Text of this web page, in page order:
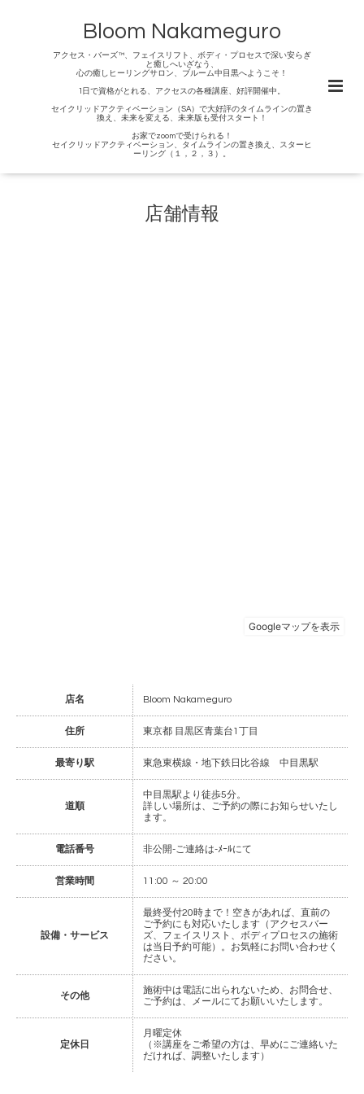
Bloom Nakameguro
アクセス・バーズ™、フェイスリフト、ボディ・プロセスで深い安らぎ
と癒しへいざなう、
心の癒しヒーリングサロン、ブルーム中目黒へようこそ！
1日で資格がとれる、アクセスの各種講座、好評開催中。
セイクリッドアクティベーション（SA）で大好評のタイムラインの置き
換え、未来を変える、未来版も受付スタート！
お家でzoomで受けられる！
セイクリッドアクティベーション、タイムラインの置き換え、スターヒ
ーリング（１，２，３）。
店舗情報
店名 Bloom Nakameguro
住所 東京都 目黒区青葉台1丁目
最寄り駅 東急東横線・地下鉄日比谷線 中目黒駅
道順
中目黒駅より徒歩5分。
詳しい場所は、ご予約の際にお知らせいたし
ます。
電話番号 非公開-ご連絡は-ﾒｰﾙにて
営業時間 11:00 ～ 20:00
設備・サービス
最終受付20時まで！空きがあれば、直前の
ご予約にも対応いたします（アクセスバー
ズ、フェイスリスト、ボディプロセスの施術
は当日予約可能）。お気軽にお問い合わせく
ださい。
その他
施術中は電話に出られないため、お問合せ、
ご予約は、メールにてお願いいたします。
定休日
月曜定休
（※講座をご希望の方は、早めにご連絡いた
だければ、調整いたします）